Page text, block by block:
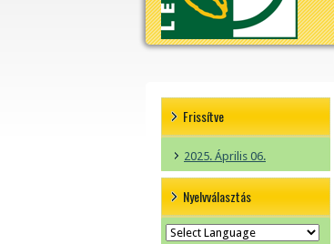
Frissítve
2025. Április 06.
Nyelvválasztás